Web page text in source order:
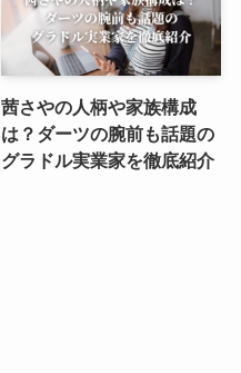
茜さやの人柄や家族構成
は？ダーツの腕前も話題の
グラドル実業家を徹底紹介